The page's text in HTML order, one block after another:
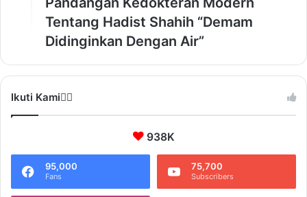
Tentang Hadist Shahih “Demam
Didinginkan Dengan Air”
Ikuti Kami❤️‍🔥
938K
95,000
Fans
75,700
Subscribers